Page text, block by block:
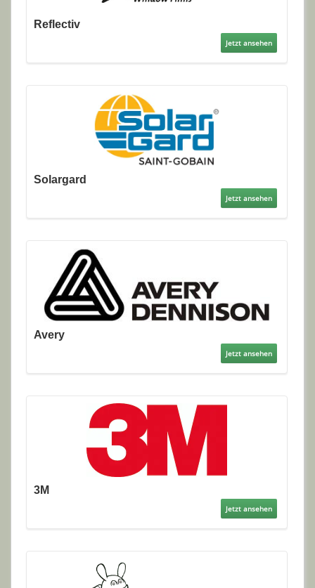
Reflectiv
Jetzt ansehen
Solargard
Jetzt ansehen
Avery
Jetzt ansehen
3M
Jetzt ansehen